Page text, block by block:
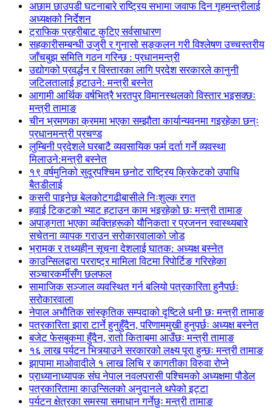
अछाम छाउपडी घटनाबारे राष्ट्रिय सभामा जवाफ दिन गृहमन्त्रीलाई
अध्यक्षको निर्देशन
ट्राफिक प्रहरीबाट कुटिए सर्वसाधारण
सहकारीसम्बन्धी उजुरी र गुनासो सङ्कलन गरी विश्लेषण उच्चस्तरीय
जाँचबुझ समिति गठन गरिन्छ : प्रधानमन्त्री
उद्योगको प्रवर्द्धन र विस्तारका लागि प्रदेश सरकारले कानुनी
जटिलतालाई हटाउने: मन्त्री बस्नेत
आगामी आर्थिक वर्षभित्रै भरतपुर विमानस्थलको विस्तार भइसक्छः
मन्त्री तामाङ
चीन भ्रमणका क्रममा भएका सम्झौता कार्यान्यवनमा गइरहेका छन्ः
प्रधानमन्त्री प्रचण्ड
लुम्बिनी प्रदेशले घरबाटै व्यवसायिक फर्म दर्ता गर्ने व्यवस्था
मिलाउने:मन्त्री बस्नेत
१९ वर्षमुनिको सुदूरपश्चिम छनोट राष्ट्रिय क्रिकेटको उपाधि
बैतडीलाई
कसरी पाइनेछ बेलकोटगढीबासीले निःशुल्क रगत
हवाई टिकटको भ्याट हटाउन काम भइरहेको छः मन्त्री तामाङ
अपाङ्गता भएका व्यक्तिहरूको यौनिकता र प्रजनन स्वास्थ्यबारे
सचेतना व्यापक गराउन सरोकारवालाको जोड
भ्रामक र तथ्यहीन सूचना देशलाई घातक: अध्यक्ष बस्नेत
काउन्सिलद्वारा परराष्ट्र मामिला विटमा रिपोर्टिङ गरिरहेका
सञ्चारकर्मीसँग छलफल
सामाजिक सञ्जाल व्यवस्थित गर्न बलियो पत्रकारिता हुनैपर्छः
सरोकारवाला
नेपाल अभौतिक सांस्कृतिक सम्पदाको दृष्टिले धनी छः मन्त्री तामाङ
पत्रकारिता झारा टार्ने हुनुहुँदैन, परिणाममुखी हुनुपर्छः अध्यक्ष बस्नेत
बजेट फेसबुकमा हुँदैन, रातो किताबमा आउँछः मन्त्री तामाङ
१६ लाख पर्यटन भित्र्याउने सरकारको लक्ष्य पूरा हुन्छः मन्त्री तामाङ
झापामा माओवादीले १ लाख लिचि र कागतीका विरुवा रोप्ने
प्राध्यानाध्यापक संघ नेपाल नवलपरासी पश्चिमको अध्यक्षमा पौडेल
पत्रकारितामा काउन्सिलको अनुदानले थपेको इट्टा
पर्यटन क्षेत्रका समस्या समाधान गर्नेछुः मन्त्री तामाङ